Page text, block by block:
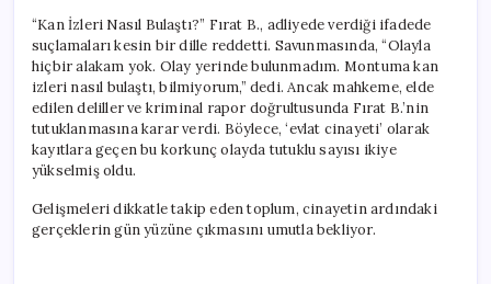
“Kan İzleri Nasıl Bulaştı?” Fırat B., adliyede verdiği ifadede
suçlamaları kesin bir dille reddetti. Savunmasında, “Olayla
hiçbir alakam yok. Olay yerinde bulunmadım. Montuma kan
izleri nasıl bulaştı, bilmiyorum,” dedi. Ancak mahkeme, elde
edilen deliller ve kriminal rapor doğrultusunda Fırat B.’nin
tutuklanmasına karar verdi. Böylece, ‘evlat cinayeti’ olarak
kayıtlara geçen bu korkunç olayda tutuklu sayısı ikiye
yükselmiş oldu.
Gelişmeleri dikkatle takip eden toplum, cinayetin ardındaki
gerçeklerin gün yüzüne çıkmasını umutla bekliyor.